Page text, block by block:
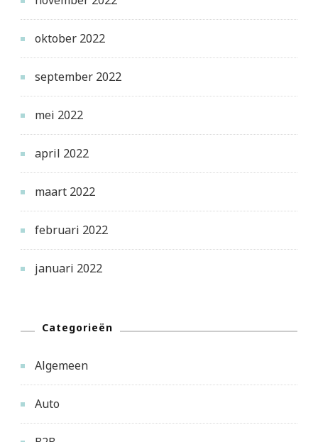
oktober 2022
september 2022
mei 2022
april 2022
maart 2022
februari 2022
januari 2022
Categorieën
Algemeen
Auto